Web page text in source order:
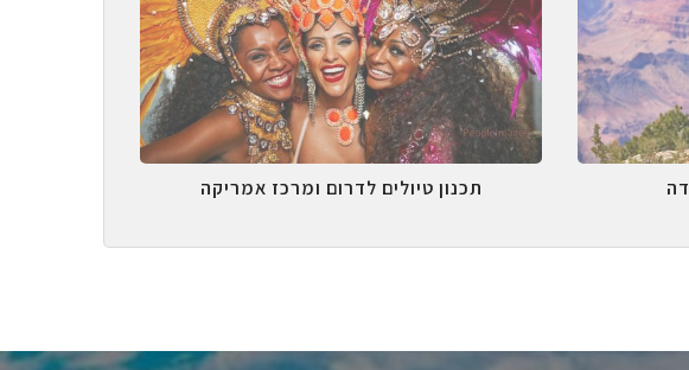
תכנון טיולים לדרום ומרכז אמריקה